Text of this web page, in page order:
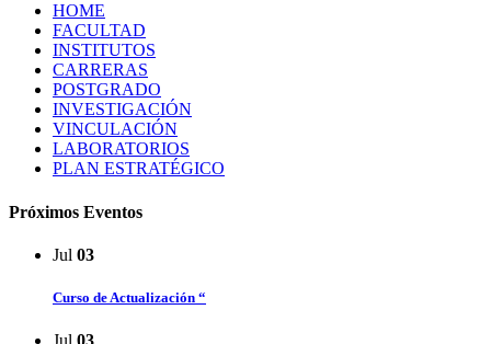
HOME
FACULTAD
INSTITUTOS
CARRERAS
POSTGRADO
INVESTIGACIÓN
VINCULACIÓN
LABORATORIOS
PLAN ESTRATÉGICO
Próximos Eventos
Jul 03
Curso de Actualización “